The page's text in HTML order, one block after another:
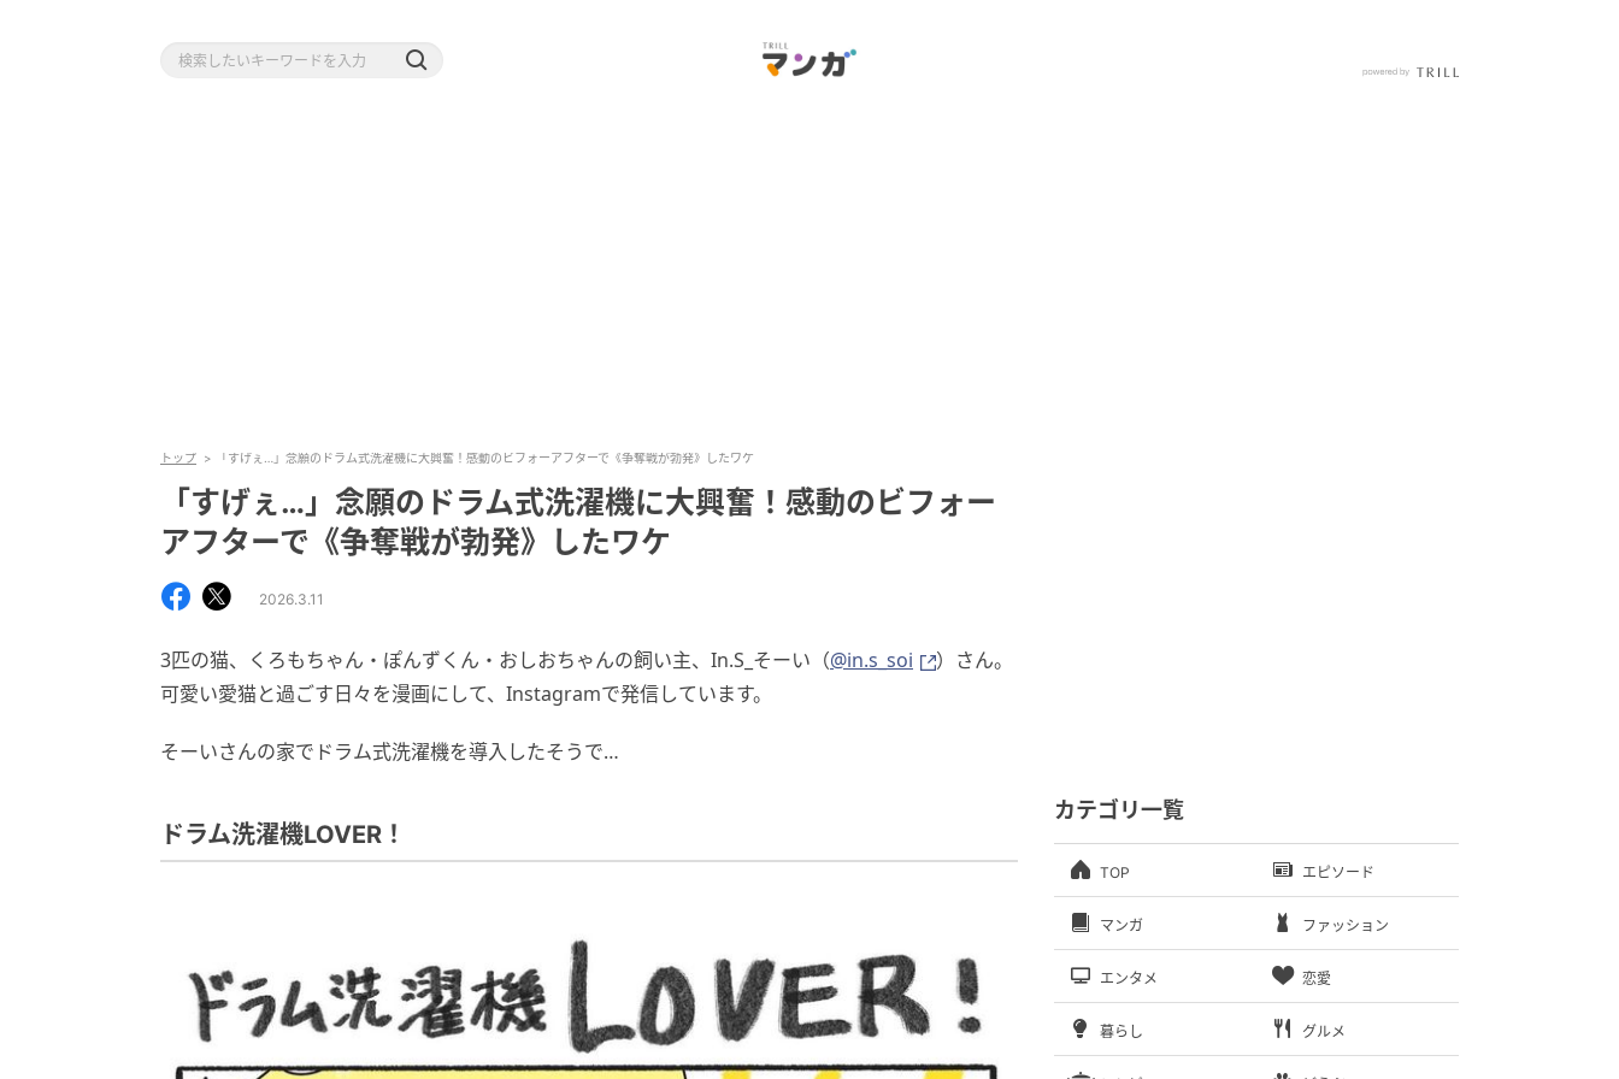
トップ 「すげぇ…」念願のドラム式洗濯機に大興奮！感動のビフォーアフターで《争奪戦が勃発》したワケ
「すげぇ…」念願のドラム式洗濯機に大興奮！感動のビフォー
アフターで《争奪戦が勃発》したワケ
2026.3.11
3匹の猫、くろもちゃん・ぽんずくん・おしおちゃんの飼い主、In.S_そーい（@in.s_soi
）さん。
可愛い愛猫と過ごす日々を漫画にして、Instagramで発信しています。
そーいさんの家でドラム式洗濯機を導入したそうで…
ドラム洗濯機LOVER！
カテゴリ一覧
TOP エピソード
マンガ ファッション
エンタメ 恋愛
暮らし グルメ